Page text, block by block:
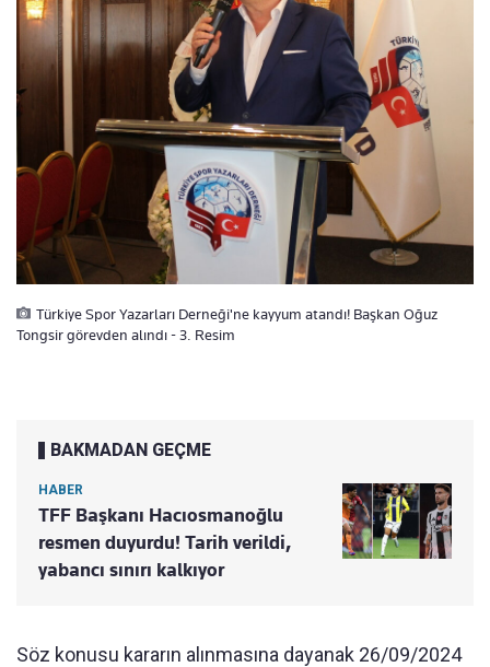
Türkiye Spor Yazarları Derneği'ne kayyum atandı! Başkan Oğuz
Tongsir görevden alındı - 3. Resim
BAKMADAN GEÇME
HABER
TFF Başkanı Hacıosmanoğlu
resmen duyurdu! Tarih verildi,
yabancı sınırı kalkıyor
Söz konusu kararın alınmasına dayanak 26/09/2024